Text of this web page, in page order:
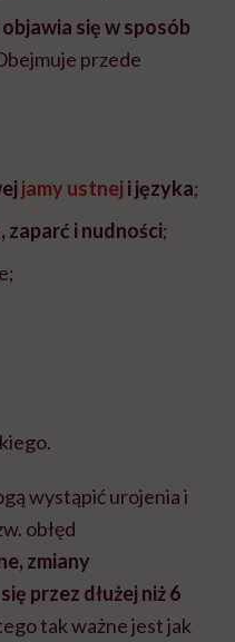
się w sposób
przede
jamy ustnej i języka;
zaparć i nudności;
wystąpić urojenia i
obłęd
zmiany
przez dłużej niż 6
tak ważne jest jak